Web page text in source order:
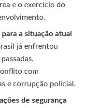
e o exercício do
a situação atual
já enfrentou
com
e corrupção policial.
de segurança